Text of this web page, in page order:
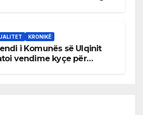
KRONIKË
i Komunës së Ulqinit
vendime kyçe për